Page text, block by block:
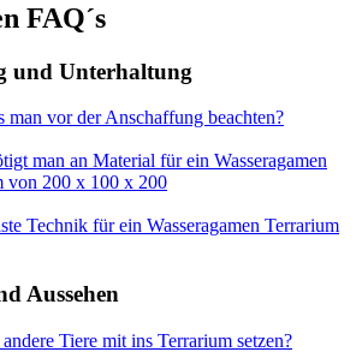
FAQ´s
und Unterhaltung
man vor der Anschaffung beachten?
man an Material für ein Wasseragamen
von 200 x 100 x 200
Technik für ein Wasseragamen Terrarium
Aussehen
Tiere mit ins Terrarium setzen?